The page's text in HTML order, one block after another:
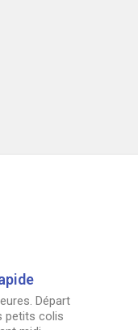
Départ
petits colis